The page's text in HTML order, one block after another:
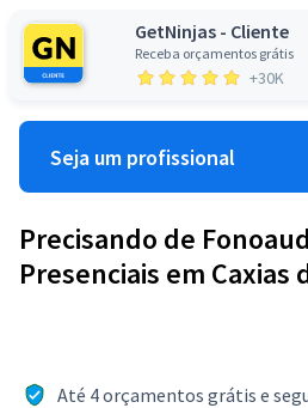
GetNinjas - Cliente
Receba orçamentos grátis
+30K
Seja um profissional
Precisando de
Presenciais em Caxias
Até 4 orçamentos grátis e